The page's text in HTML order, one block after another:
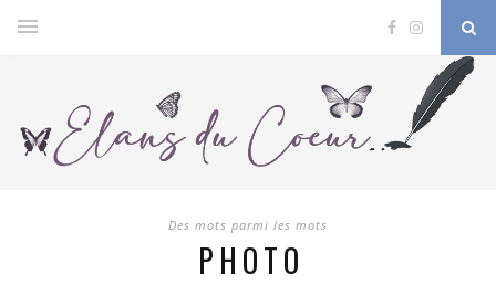
Des mots parmi les mots
PHOTO